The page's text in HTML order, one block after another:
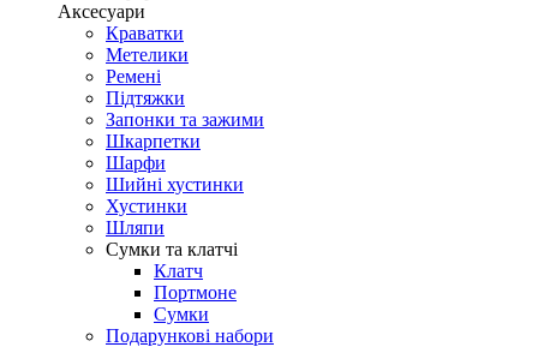
Аксесуари
Краватки
Метелики
Ремені
Підтяжки
Запонки та зажими
Шкарпетки
Шарфи
Шийні хустинки
Хустинки
Шляпи
Сумки та клатчі
Клатч
Портмоне
Сумки
Подарункові набори